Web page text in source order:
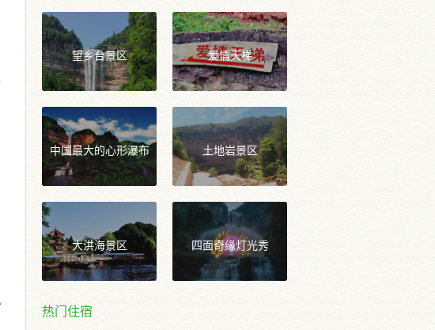
望乡台景区 爱情天梯
中国最大的心形瀑布 土地岩景区
大洪海景区 四面奇缘灯光秀
热门住宿